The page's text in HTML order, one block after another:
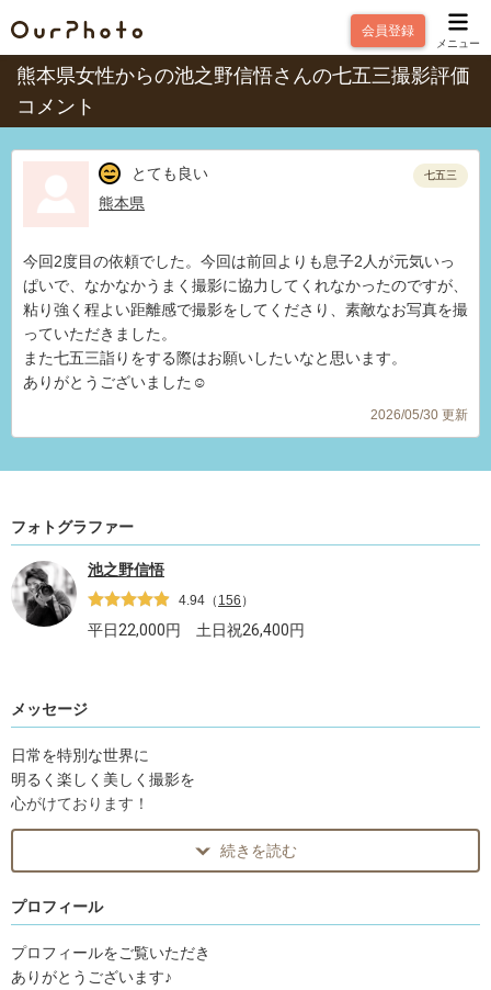
会員登録
メニュー
熊本県女性からの池之野信悟さんの七五三撮影評価
コメント
とても良い
熊本県
七五三
今回2度目の依頼でした。今回は前回よりも息子2人が元気いっ
ぱいで、なかなかうまく撮影に協力してくれなかったのですが、
粘り強く程よい距離感で撮影をしてくださり、素敵なお写真を撮
っていただきました。
また七五三詣りをする際はお願いしたいなと思います。
ありがとうございました☺︎
2026/05/30 更新
フォトグラファー
池之野信悟
4.94 （ 156 ）
平日22,000円 土日祝26,400円
メッセージ
日常を特別な世界に
明るく楽しく美しく撮影を
心がけております！
年間人気フォトグラファー2025
九州エリア2位
OurPhoto Award 2024
Profoto賞 受賞
年間人気フォトグラファー2024
九州エリア2位
続きを読む
プロフィール
プロフィールをご覧いただき
ありがとうございます♪